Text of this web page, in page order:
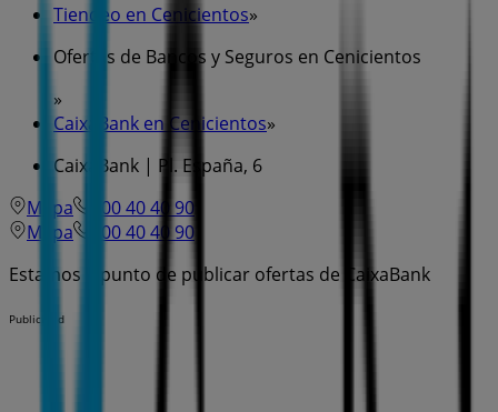
Tiendeo en Cenicientos»
Ofertas de Bancos y Seguros en Cenicientos
»
CaixaBank en Cenicientos»
CaixaBank | Pl. España, 6
Mapa
600 40 40 90
Mapa
600 40 40 90
Estamos a punto de publicar ofertas de CaixaBank
Publicidad